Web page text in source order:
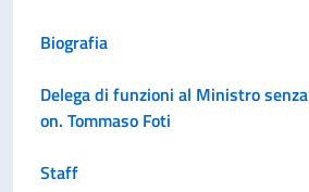
Biografia
Delega di funzioni al Ministro
on. Tommaso Foti
Staff